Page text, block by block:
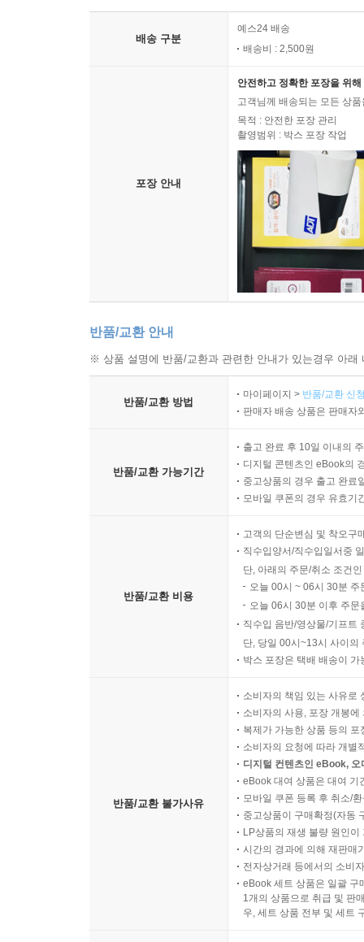
배송 구분
예스24 배송
배송비 : 2,500원
포장 안내
안전하고 정확한 포장을 위
고객님께 배송되는 모든 상
목적 : 안전한 포장 관리
촬영범위 : 박스 포장 작업
반품/교환 안내
※ 상품 설명에 반품/교환과 관련한 안내가 있는경우 아
반품/교환 방법
마이페이지 > 반품/교환 신
판매자 배송 상품은 판매자
반품/교환 가능기간
출고 완료 후 10일 이내의
디지털 콘텐츠인 eBook의
중고상품의 경우 출고 완료
모바일 쿠폰의 경우 유효기
반품/교환 비용
고객의 단순변심 및 착오구
직수입양서/직수입일서중
단, 아래의 주문/취소 조건
오늘 00시 ~ 06시 30분
오늘 06시 30분 이후 주
직수입 음반/영상물/기프트
단, 당일 00시~13시 사이의
박스 포장은 택배 배송이
반품/교환 불가사유
소비자의 책임 있는 사유로
소비자의 사용, 포장 개봉
복제가 가능한 상품 등의
소비자의 요청에 따라 개별
디지털 컨텐츠인 eBook,
eBook 대여 상품은 대여 기
모바일 쿠폰 등록 후 취소/
중고상품이 구매확정(자동
LP상품의 재생 불량 원인
시간의 경과에 의해 재판매
전자상거래 등에서의 소비
eBook 세트 상품은 일괄 구
1개의 상품으로 취급 및 판
우, 세트 상품 전부 및 세트